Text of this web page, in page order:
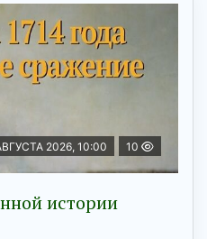
2026, 10:00 10
истории